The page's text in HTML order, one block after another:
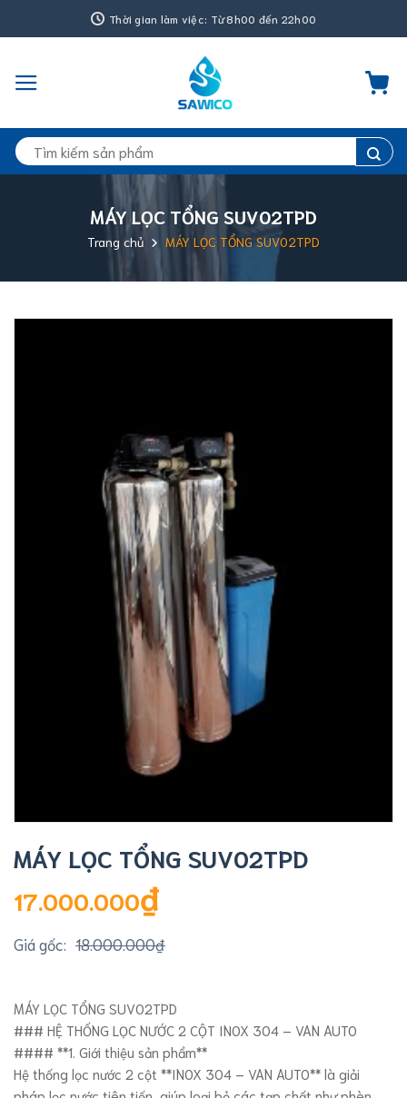
qua
dung
Thời gian làm việc: Từ 8h00 đến 22h00
Tìm
kiếm:
MÁY LỌC TỔNG SUV02TPD
Trang chủ MÁY LỌC TỔNG SUV02TPD
MÁY LỌC TỔNG SUV02TPD
18.000.000₫
Giá
gốc
là:
18.000.000₫.
17.000.000₫
Giá
hiện
tại
là:
17.000.000₫.
MÁY LỌC TỔNG SUV02TPD
### HỆ THỐNG LỌC NƯỚC 2 CỘT INOX 304 – VAN AUTO
#### **1. Giới thiệu sản phẩm**
Hệ thống lọc nước 2 cột **INOX 304 – VAN AUTO** là giải